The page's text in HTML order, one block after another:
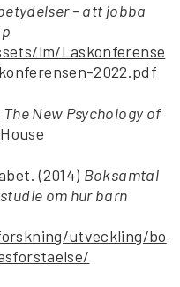
– att jobba
lm/Laskonferense
2022.pdf
New Psychology of
(2014) Boksamtal
om hur barn
utveckling/bo